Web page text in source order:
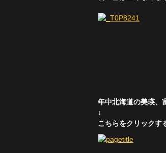
年中北海道の美瑛、
↓
こちらをクリックす